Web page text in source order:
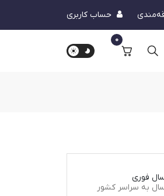
حساب کاربری
0
فوری
به سراسر کشور